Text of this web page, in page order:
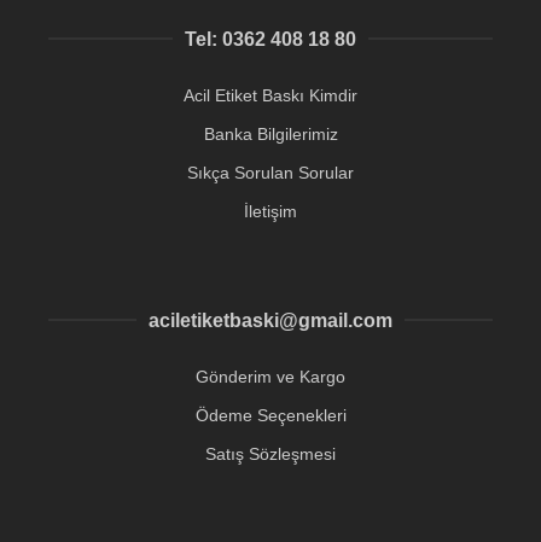
Tel: 0362 408 18 80
Acil Etiket Baskı Kimdir
Banka Bilgilerimiz
Sıkça Sorulan Sorular
İletişim
aciletiketbaski@gmail.com
Gönderim ve Kargo
Ödeme Seçenekleri
Satış Sözleşmesi